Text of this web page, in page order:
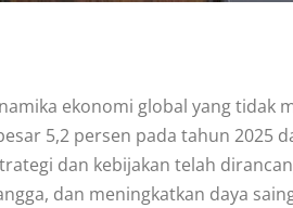
ekonomi global yang tidak
5,2 persen pada tahun 2025
dan kebijakan telah
dan meningkatkan daya